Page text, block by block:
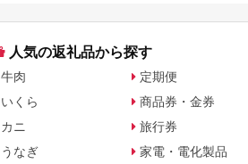
人気の返礼品から探す
牛肉
いくら
カニ
うなぎ
定期便
商品券・金券
旅行券
家電・電化製品